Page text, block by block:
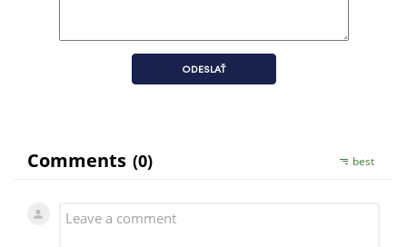
ODESLAŤ